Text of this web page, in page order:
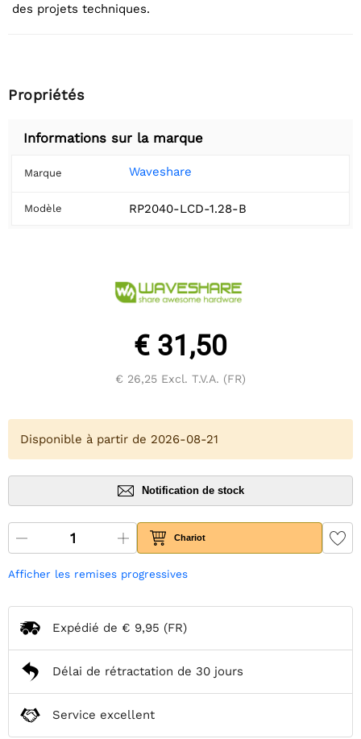
des projets techniques.
Propriétés
Informations sur la marque
Marque Waveshare
Modèle RP2040-LCD-1.28-B
€ 31,50
€ 26,25 Excl. T.V.A. (FR)
Disponible à partir de 2026-08-21
Notification de stock
Chariot
Afficher les remises progressives
Expédié de € 9,95 (FR)
Délai de rétractation de 30 jours
Service excellent